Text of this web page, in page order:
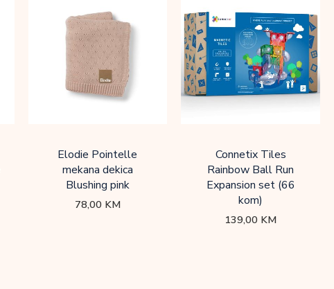
Elodie Pointelle
mekana dekica
Blushing pink
78,00 KM
Connetix Tiles
Rainbow Ball Run
Expansion set (66
kom)
139,00 KM